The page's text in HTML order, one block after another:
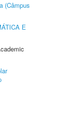
(Câmpus
E